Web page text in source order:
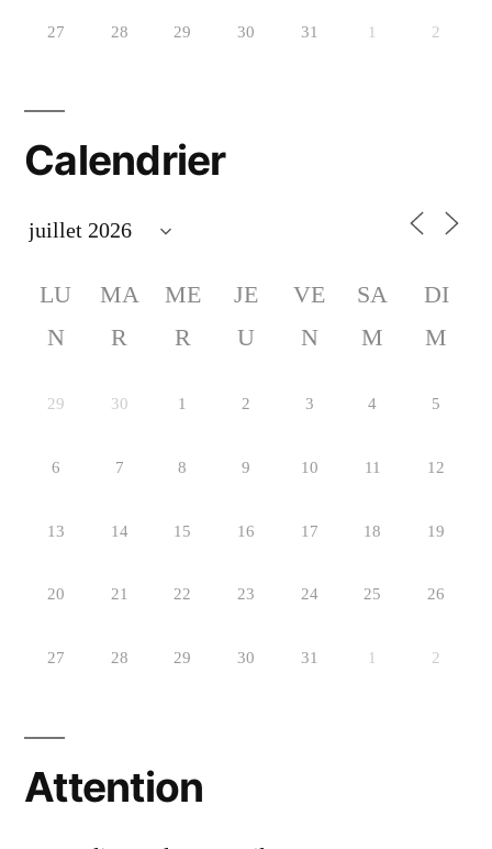
27 28 29 30 31 1 2
Calendrier
LU
N
MA
R
ME
R
JE
U
VE
N
SA
M
DI
M
29 30 1 2 3 4 5
6 7 8 9 10 11 12
13 14 15 16 17 18 19
20 21 22 23 24 25 26
27 28 29 30 31 1 2
Attention